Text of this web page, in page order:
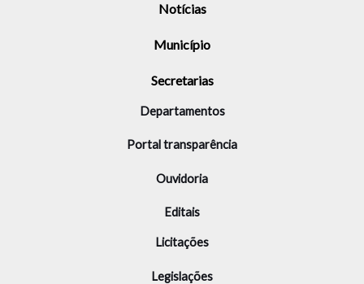
Notícias
Município
Secretarias
Departamentos
Portal transparência
Ouvidoria
Editais
Licitações
Legislações